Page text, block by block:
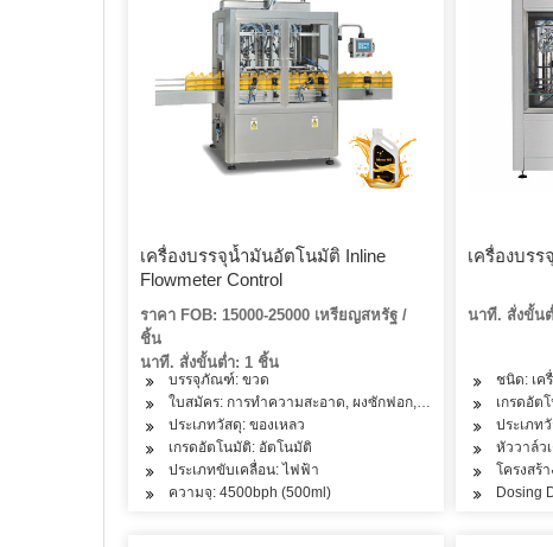
เครื่องบรรจุน้ำมันอัตโนมัติ Inline
Flowmeter Control
ราคา FOB: 15000-25000 เหรียญสหรัฐ /
ชิ้น
นาที. สั่งขั้นต่ำ: 1 ชิ้น
บรรจุภัณฑ์: ขวด
ใบสมัคร: การทำความสะอาด, ผงซักฟอก, ชา, ผัก, ผลไม้, ปลา
ประเภทวัสดุ: ของเหลว
เกรดอัตโนมัติ: อัตโนมัติ
ประเภทขับเคลื่อน: ไฟฟ้า
ความจุ: 4500bph (500ml)
เครื่องบร
นาที. สั่งขั้น
ชนิด: เค
เกรดอัต
ประเภท
หัววาล์ว
โครงสร้
Dosing